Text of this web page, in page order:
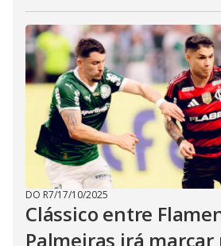
DO R7/17/10/2025
Clássico entre
Palmeiras irá